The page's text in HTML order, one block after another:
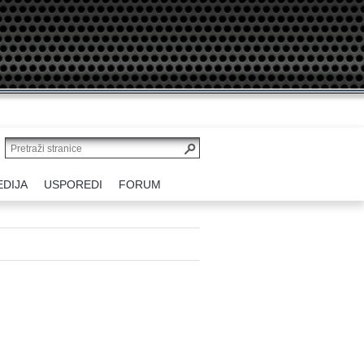
USPOREDI FORUM